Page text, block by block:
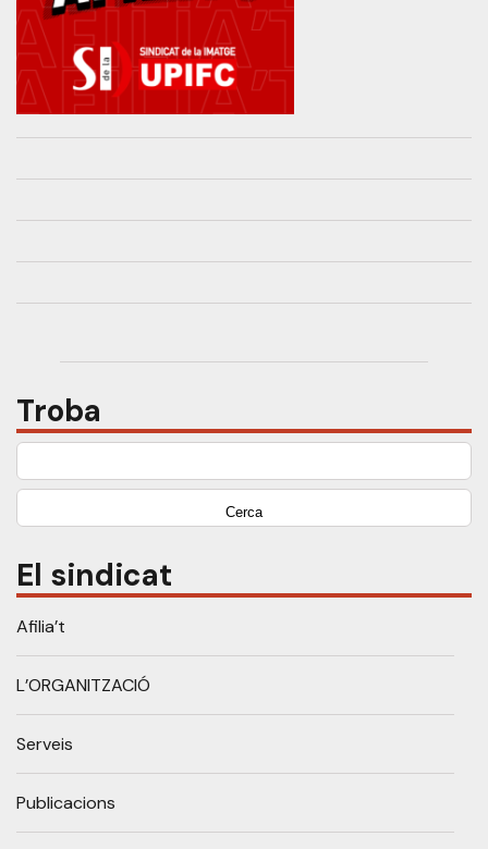
Troba
Cerca:
El sindicat
Afilia’t
L’ORGANITZACIÓ
Serveis
Publicacions